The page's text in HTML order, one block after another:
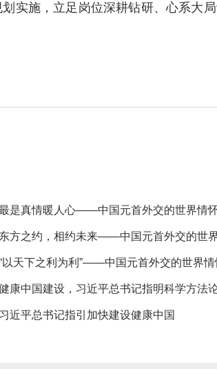
实施，立足岗位深耕钻研、心系大
是真情暖人心——中国元首外交的世界情
东方之约，相约未来——中国元首外交的世
以天下之利为利”——中国元首外交的世界情
康中国建设，习近平总书记指明科学方法
习近平总书记指引加快建设健康中国